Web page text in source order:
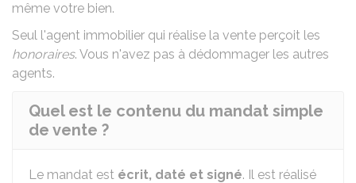
même votre bien.
Seul l'agent immobilier qui réalise la vente perçoit les
honoraires. Vous n'avez pas à dédommager les autres
agents.
Quel est le contenu du mandat simple
de vente ?
Le mandat est écrit, daté et signé. Il est réalisé